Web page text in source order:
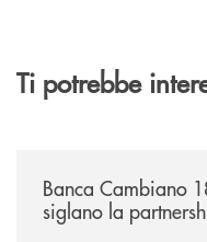
Ti potrebbe
Banca Cambiano
siglano la